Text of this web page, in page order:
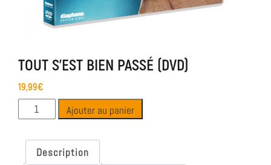
TOUT S’EST BIEN PASSÉ (DVD)
19,99€
Ajouter au panier
Description